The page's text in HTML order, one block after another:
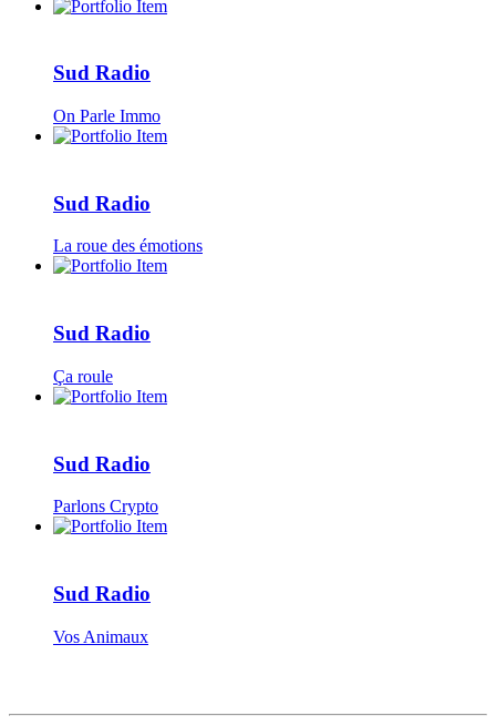
Sud Radio
On Parle Immo
Sud Radio
La roue des émotions
Sud Radio
Ça roule
Sud Radio
Parlons Crypto
Sud Radio
Vos Animaux